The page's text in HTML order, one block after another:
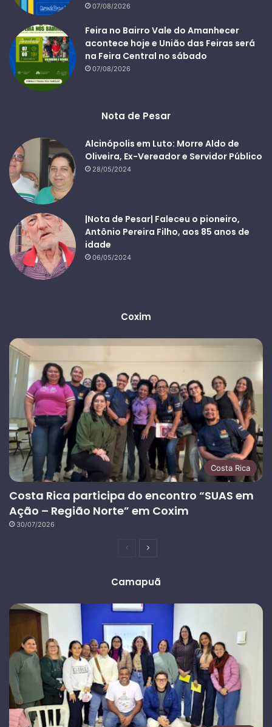
07/08/2026
Feira no Bairro Vale do Amanhecer
acontece hoje e União das Feiras será
na Feira Central no sábado
07/08/2026
Nota de Pesar
Alcinópolis em Luto: Morre Aldo de
Oliveira, Ex-Vereador e Servidor Público
28/05/2024
|Nota de Pesar| Faleceu o pioneiro,
Antônio Pereira Filho, aos 85 anos de
idade
06/05/2024
Coxim
Costa Rica
Costa Rica participa do encontro “SUAS em
Ação – Região Norte” em Coxim
30/07/2026
PáginaPróxima
Camapuã